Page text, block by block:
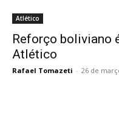
Atlético
Reforço boliviano
Atlético
Rafael Tomazeti - 26 de